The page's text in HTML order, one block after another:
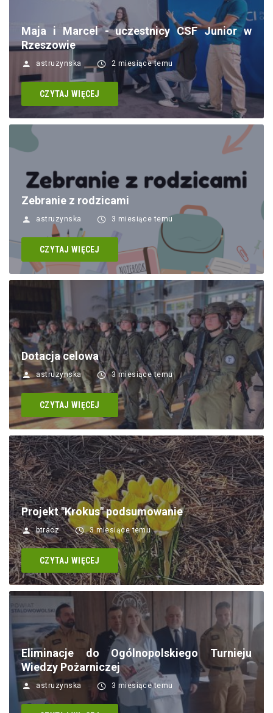
Maja i Marcel - uczestnicy CSF Junior w
Rzeszowie
astruzynska 2 miesiące temu
CZYTAJ WIĘCEJ
Zebranie z rodzicami
astruzynska 3 miesiące temu
CZYTAJ WIĘCEJ
Dotacja celowa
astruzynska 3 miesiące temu
CZYTAJ WIĘCEJ
Projekt "Krokus" podsumowanie
btracz 3 miesiące temu
CZYTAJ WIĘCEJ
Eliminacje do Ogólnopolskiego Turnieju
Wiedzy Pożarniczej
astruzynska 3 miesiące temu